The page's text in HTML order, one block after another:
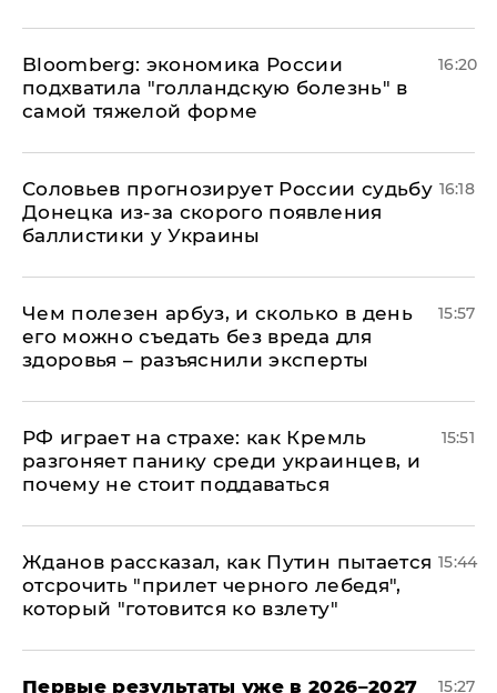
Bloomberg: экономика России
подхватила "голландскую болезнь" в
самой тяжелой форме
16:20
Соловьев прогнозирует России судьбу
Донецка из-за скорого появления
баллистики у Украины
16:18
Чем полезен арбуз, и сколько в день
его можно съедать без вреда для
здоровья – разъяснили эксперты
15:57
РФ играет на страхе: как Кремль
разгоняет панику среди украинцев, и
почему не стоит поддаваться
15:51
Жданов рассказал, как Путин пытается
отсрочить "прилет черного лебедя",
который "готовится ко взлету"
15:44
Первые результаты уже в 2026–2027
15:27